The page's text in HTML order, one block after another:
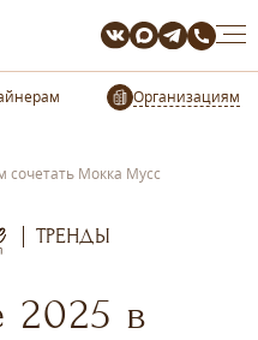
Организациям
сочетать Мокка Мусс
ТРЕНДЫ
2025 в